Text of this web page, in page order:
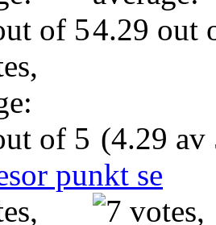
(4.29 av
punkt se